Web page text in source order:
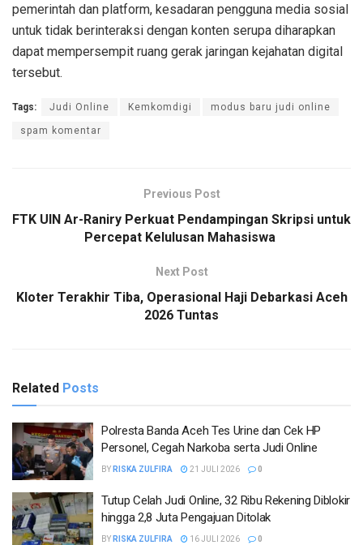
pemerintah dan platform, kesadaran pengguna media sosial
untuk tidak berinteraksi dengan konten serupa diharapkan
dapat mempersempit ruang gerak jaringan kejahatan digital
tersebut.
Tags: Judi Online Kemkomdigi modus baru judi online
spam komentar
Previous Post
FTK UIN Ar-Raniry Perkuat Pendampingan Skripsi untuk
Percepat Kelulusan Mahasiswa
Next Post
Kloter Terakhir Tiba, Operasional Haji Debarkasi Aceh
2026 Tuntas
Related Posts
Polresta Banda Aceh Tes Urine dan Cek HP
Personel, Cegah Narkoba serta Judi Online
BY RISKA ZULFIRA 21 JULI 2026 0
Tutup Celah Judi Online, 32 Ribu Rekening Diblokir
hingga 2,8 Juta Pengajuan Ditolak
BY RISKA ZULFIRA 16 JULI 2026 0